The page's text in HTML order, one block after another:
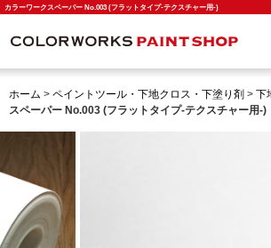
カラーワークスペーパー No.003 (フラットタイプ-テクスチャー用-)
ホーム > ペイントツール・下地クロス・下塗り剤 > 下
スペーパー No.003 (フラットタイプ-テクスチャー用-)